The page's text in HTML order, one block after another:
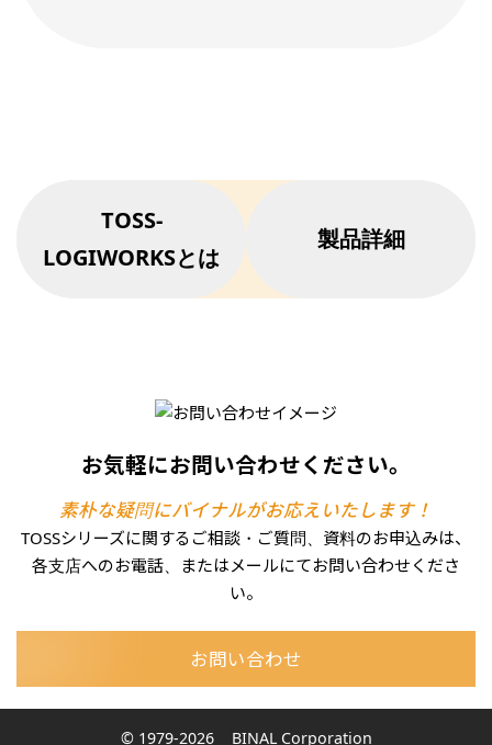
TOSS-
LOGIWORKSとは
製品詳細
お気軽にお問い合わせください。
素朴な疑問にバイナルがお応えいたします！
TOSSシリーズに関するご相談・ご質問、資料のお申込みは、
各支店へのお電話、またはメールにてお問い合わせくださ
い。
お問い合わせ
© 1979-2026 BINAL Corporation